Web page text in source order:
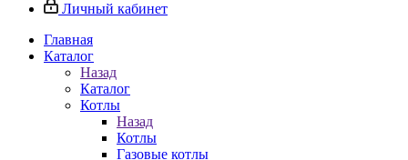
Личный кабинет
Главная
Каталог
Назад
Каталог
Котлы
Назад
Котлы
Газовые котлы